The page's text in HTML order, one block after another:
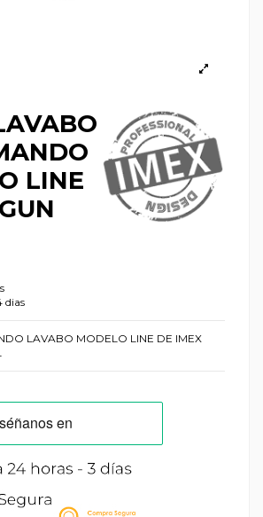
LINE
dias
LAVABO MODELO LINE DE IMEX